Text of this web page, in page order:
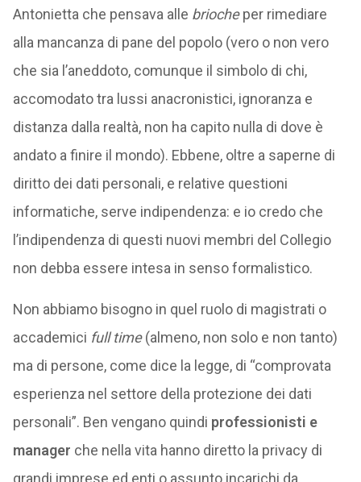
Antonietta che pensava alle briocheper rimediare
alla mancanza di pane del popolo (vero o non vero
che sia l’aneddoto, comunque il simbolo di chi,
accomodato tra lussi anacronistici, ignoranza e
distanza dalla realtà, non ha capito nulla di dove è
andato a finire il mondo). Ebbene, oltre a saperne di
diritto dei dati personali, e relative questioni
informatiche, serve indipendenza: e io credo che
l’indipendenza di questi nuovi membri del Collegio
non debba essere intesa in senso formalistico.
Non abbiamo bisogno in quel ruolo di magistrati o
accademici full time(almeno, non solo e non tanto)
ma di persone, come dice la legge, di “comprovata
esperienza nel settore della protezione dei dati
personali”. Ben vengano quindi professionisti e
manager che nella vita hanno diretto la privacy di
grandi imprese ed enti o assunto incarichi da